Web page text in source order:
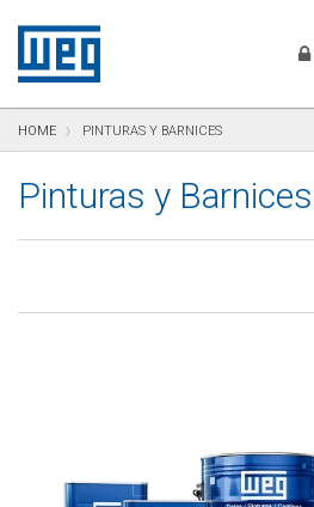
HOME PINTURAS Y BARNICES
Pinturas y Barnices